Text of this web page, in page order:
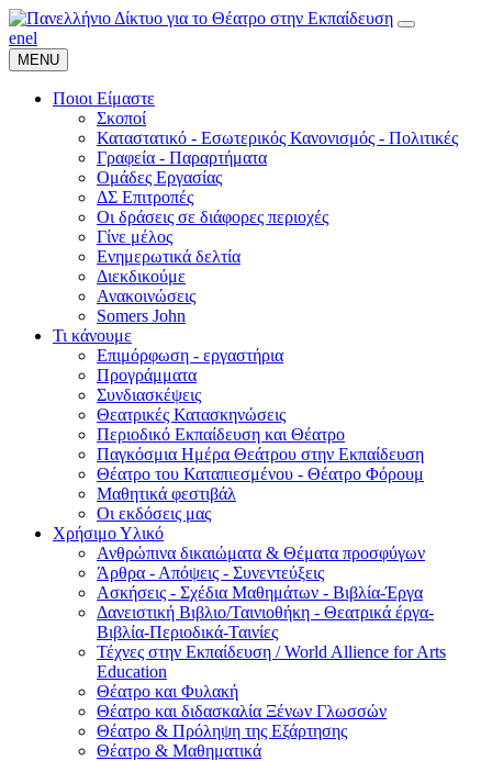
enel
MENU
Ποιοι Είμαστε
Σκοποί
Καταστατικό - Εσωτερικός Κανονισμός - Πολιτικές
Γραφεία - Παραρτήματα
Ομάδες Εργασίας
ΔΣ Επιτροπές
Οι δράσεις σε διάφορες περιοχές
Γίνε μέλος
Ενημερωτικά δελτία
Διεκδικούμε
Ανακοινώσεις
Somers John
Τι κάνουμε
Επιμόρφωση - εργαστήρια
Προγράμματα
Συνδιασκέψεις
Θεατρικές Κατασκηνώσεις
Περιοδικό Εκπαίδευση και Θέατρο
Παγκόσμια Ημέρα Θεάτρου στην Εκπαίδευση
Θέατρο του Καταπιεσμένου - Θέατρο Φόρουμ
Μαθητικά φεστιβάλ
Οι εκδόσεις μας
Χρήσιμο Υλικό
Ανθρώπινα δικαιώματα & Θέματα προσφύγων
Άρθρα - Απόψεις - Συνεντεύξεις
Ασκήσεις - Σχέδια Μαθημάτων - Βιβλία-Έργα
Δανειστική Βιβλιο/Ταινιοθήκη - Θεατρικά έργα-
Βιβλία-Περιοδικά-Ταινίες
Τέχνες στην Εκπαίδευση / World Allience for Arts
Education
Θέατρο και Φυλακή
Θέατρο και διδασκαλία Ξένων Γλωσσών
Θέατρο & Πρόληψη της Εξάρτησης
Θέατρο & Μαθηματικά